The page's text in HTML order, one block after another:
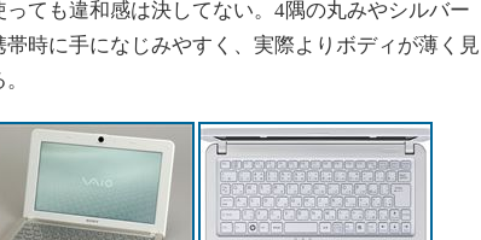
ても違和感は決してない。4隅の丸みやシルバー
時に手になじみやすく、実際よりボディが薄く見